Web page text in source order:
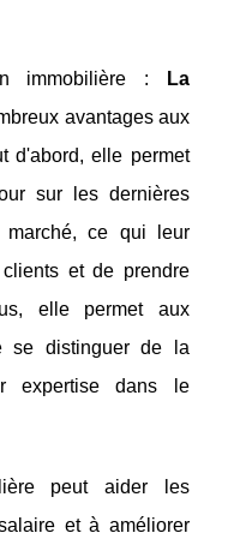
immobilière :
La
avantages aux
d'abord, elle permet
sur les dernières
marché, ce qui leur
et de prendre
elle permet aux
se distinguer de la
expertise dans le
peut aider les
et à améliorer